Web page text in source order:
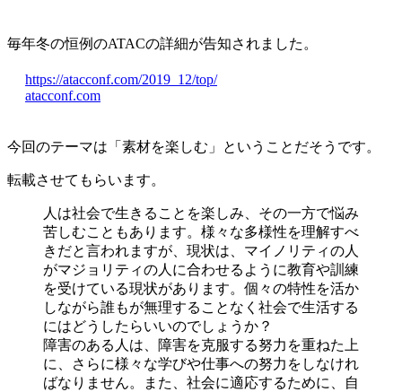
毎年冬の恒例のATACの詳細が告知されました。
https://atacconf.com/2019_12/top/
atacconf.com
今回のテーマは「素材を楽しむ」ということだそうです。
転載させてもらいます。
人は社会で生きることを楽しみ、その一方で悩み
苦しむこともあります。様々な多様性を理解すべ
きだと言われますが、現状は、マイノリティの人
がマジョリティの人に合わせるように教育や訓練
を受けている現状があります。個々の特性を活か
しながら誰もが無理することなく社会で生活する
にはどうしたらいいのでしょうか？
障害のある人は、障害を克服する努力を重ねた上
に、さらに様々な学びや仕事への努力をしなけれ
ばなりません。また、社会に適応するために、自